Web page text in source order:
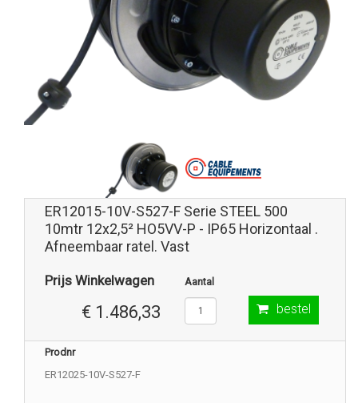
ER12015-10V-S527-F Serie STEEL 500
10mtr 12x2,5² HO5VV-P - IP65 Horizontaal .
Afneembaar ratel. Vast
Prijs Winkelwagen
€ 1.486,33
Aantal
bestel
Prodnr
ER12025-10V-S527-F